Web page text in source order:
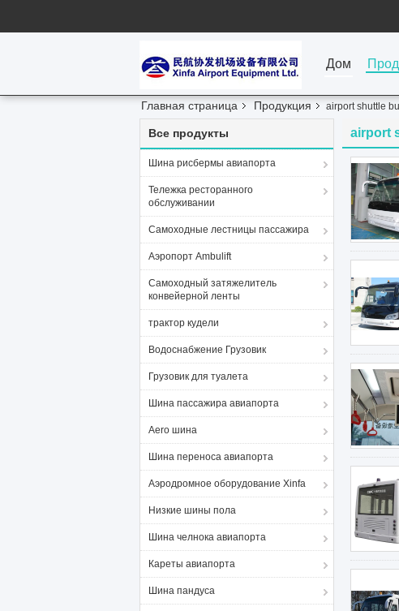
Дом
Главная страница Продукция airport shuttle
Все продукты
Шина рисбермы авиапорта
Тележка ресторанного
обслуживании
Самоходные лестницы пассажира
Аэропорт Ambulift
Самоходный затяжелитель
конвейерной ленты
трактор кудели
Водоснабжение Грузовик
Грузовик для туалета
Шина пассажира авиапорта
Aero шина
Шина переноса авиапорта
Аэродромное оборудование Xinfa
Низкие шины пола
Шина челнока авиапорта
Кареты авиапорта
Шина пандуса
airport